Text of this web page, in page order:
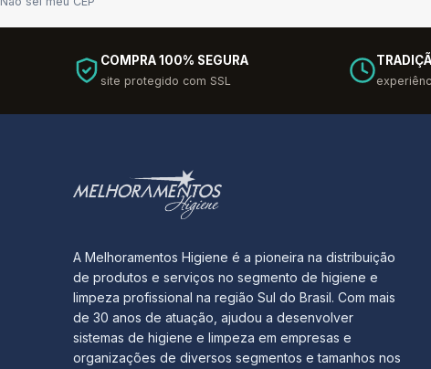
COMPRA 100% SEGURA
site protegido com SSL
A Melhoramentos Higiene é a pioneira na distribuição
de produtos e serviços no segmento de higiene e
limpeza profissional na região Sul do Brasil. Com mais
de 30 anos de atuação, ajudou a desenvolver
sistemas de higiene e limpeza em empresas e
organizações de diversos segmentos e tamanhos nos